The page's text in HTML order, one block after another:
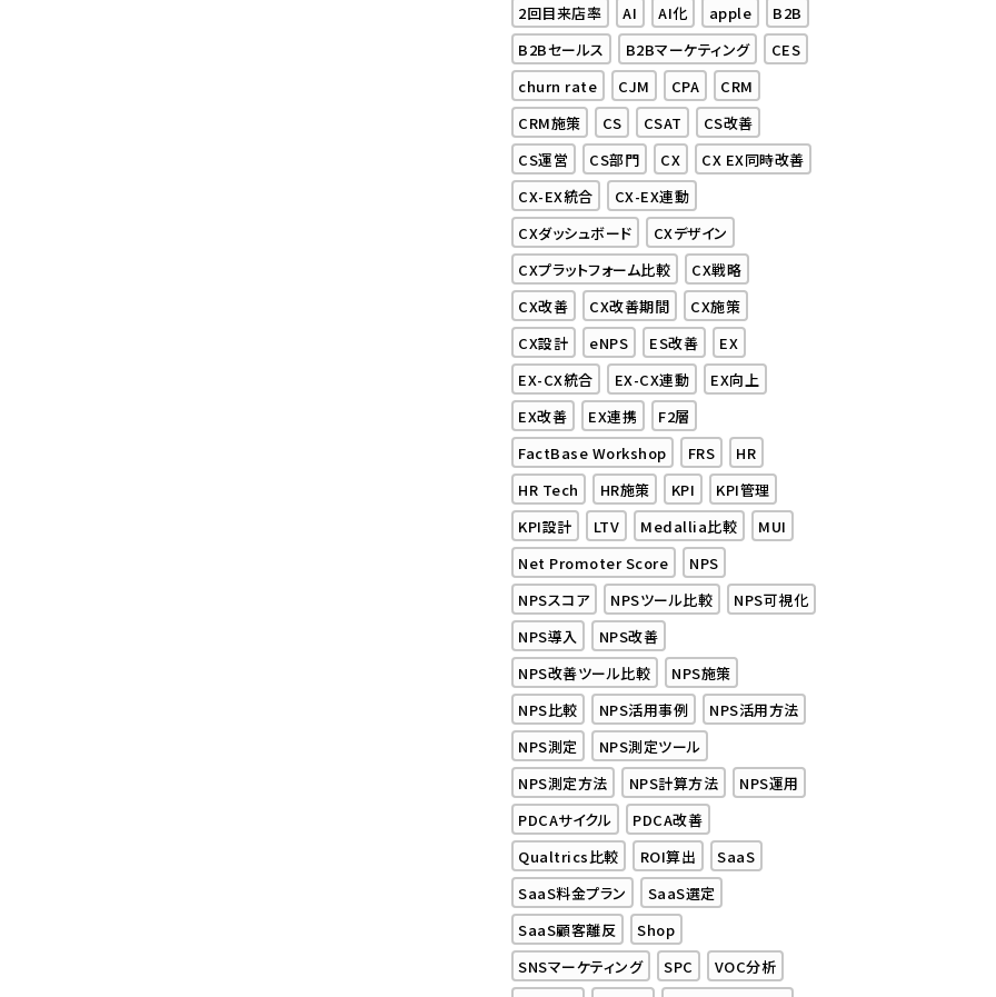
2回目来店率 AI AI化 apple
B2B
B2Bセールス
B2Bマーケティング
CES
churn rate
CJM CPA
CRM
CRM施策
CS CSAT
CS改善
CS運営
CS部門 CX
CX EX同時改善
CX-EX統合
CX-EX連動
CXダッシュボード
CXデザイン
CXプラットフォーム比較
CX戦略
CX改善
CX改善期間
CX施策
CX設計
eNPS ES改善
EX
EX-CX統合
EX-CX連動
EX向上
EX改善
EX連携
F2層
FactBase Workshop
FRS
HR
HR Tech
HR施策 KPI
KPI管理
KPI設計
LTV Medallia比較
MUI
Net Promoter Score
NPS
NPSスコア
NPSツール比較
NPS可視化
NPS導入
NPS改善
NPS改善ツール比較
NPS施策
NPS比較
NPS活用事例
NPS活用方法
NPS測定
NPS測定ツール
NPS測定方法
NPS計算方法
NPS運用
PDCAサイクル
PDCA改善
Qualtrics比較
ROI算出
SaaS
SaaS料金プラン
SaaS選定
SaaS顧客離反
Shop
SNSマーケティング
SPC
VOC分析